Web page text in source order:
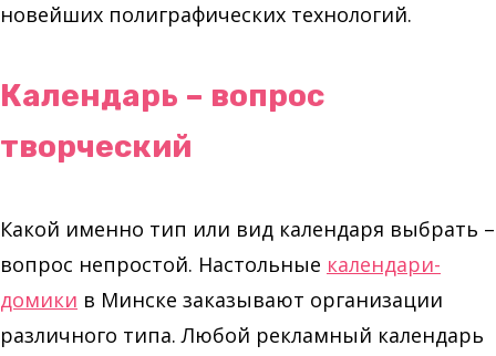
новейших полиграфических технологий.
Календарь – вопрос
творческий
Какой именно тип или вид календаря выбрать –
вопрос непростой. Настольные календари-
домики в Минске заказывают организации
различного типа. Любой рекламный календарь